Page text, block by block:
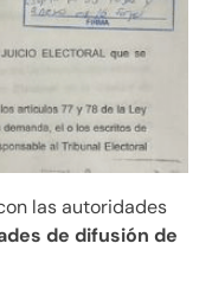
las autoridades
de difusión de